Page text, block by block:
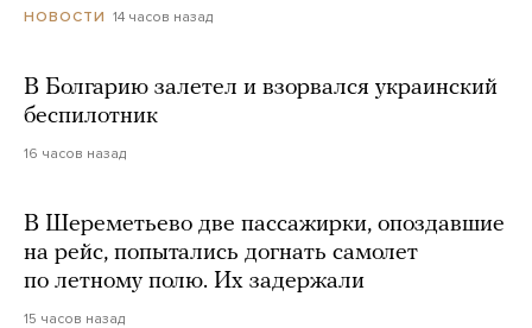
НОВОСТИ 14 часов назад
В Болгарию залетел и взорвался украинский
беспилотник
16 часов назад
В Шереметьево две пассажирки, опоздавшие
на рейс, попытались догнать самолет
по летному полю. Их задержали
15 часов назад